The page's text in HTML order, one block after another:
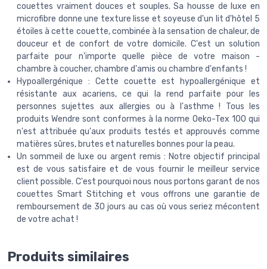
couettes vraiment douces et souples. Sa housse de luxe en
microfibre donne une texture lisse et soyeuse d'un lit d'hôtel 5
étoiles à cette couette, combinée à la sensation de chaleur, de
douceur et de confort de votre domicile. C'est un solution
parfaite pour n'importe quelle pièce de votre maison -
chambre à coucher, chambre d'amis ou chambre d'enfants !
Hypoallergénique : Cette couette est hypoallergénique et
résistante aux acariens, ce qui la rend parfaite pour les
personnes sujettes aux allergies ou à l'asthme ! Tous les
produits Wendre sont conformes à la norme Oeko-Tex 100 qui
n'est attribuée qu'aux produits testés et approuvés comme
matières sûres, brutes et naturelles bonnes pour la peau.
Un sommeil de luxe ou argent remis : Notre objectif principal
est de vous satisfaire et de vous fournir le meilleur service
client possible. C'est pourquoi nous nous portons garant de nos
couettes Smart Stitching et vous offrons une garantie de
remboursement de 30 jours au cas où vous seriez mécontent
de votre achat !
Produits similaires